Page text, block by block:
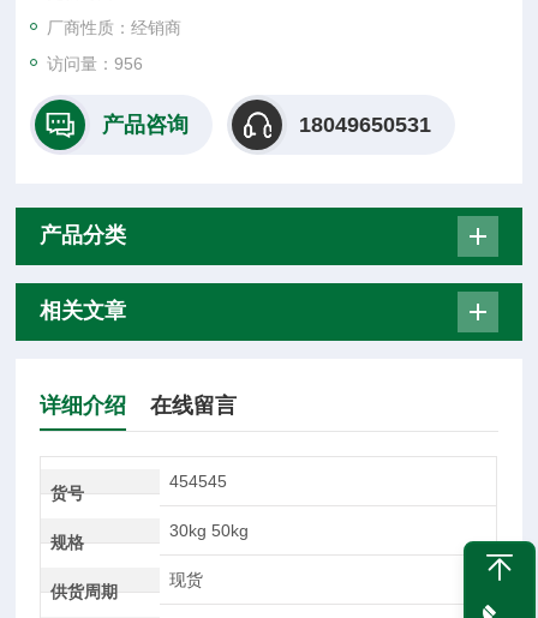
厂商性质：经销商
访问量：956
产品咨询 18049650531
产品分类
相关文章
详细介绍 在线留言
货号
454545
规格
30kg 50kg
供货周期
现货